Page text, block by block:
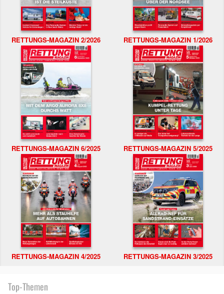
RETTUNGS-MAGAZIN 2/2026 RETTUNGS-MAGAZIN 1/2026
RETTUNGS-MAGAZIN 6/2025 RETTUNGS-MAGAZIN 5/2025
RETTUNGS-MAGAZIN 4/2025 RETTUNGS-MAGAZIN 3/2025
Top-Themen